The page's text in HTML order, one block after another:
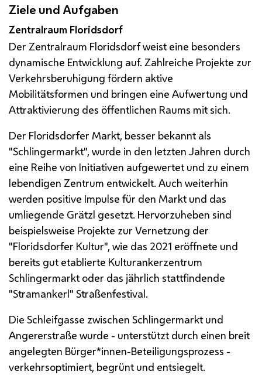
Ziele und Aufgaben
Zentralraum Floridsdorf
Der Zentralraum Floridsdorf weist eine besonders
dynamische Entwicklung auf. Zahlreiche Projekte zur
Verkehrsberuhigung fördern aktive
Mobilitätsformen und bringen eine Aufwertung und
Attraktivierung des öffentlichen Raums mit sich.
Der Floridsdorfer Markt, besser bekannt als
"Schlingermarkt", wurde in den letzten Jahren durch
eine Reihe von Initiativen aufgewertet und zu einem
lebendigen Zentrum entwickelt. Auch weiterhin
werden positive Impulse für den Markt und das
umliegende Grätzl gesetzt. Hervorzuheben sind
beispielsweise Projekte zur Vernetzung der
"Floridsdorfer Kultur", wie das 2021 eröffnete und
bereits gut etablierte Kulturankerzentrum
Schlingermarkt oder das jährlich stattfindende
"Stramankerl" Straßenfestival.
Die Schleifgasse zwischen Schlingermarkt und
Angererstraße wurde - unterstützt durch einen breit
angelegten Bürger*innen-Beteiligungsprozess -
verkehrsoptimiert, begrünt und entsiegelt.